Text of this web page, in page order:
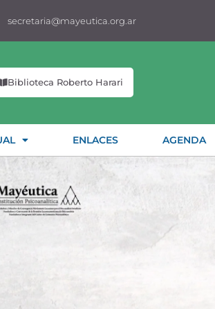
secretaria@mayeutica.org.ar
Biblioteca Roberto Harari
ENLACES AGENDA